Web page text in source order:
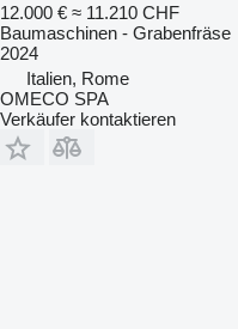
12.000 € ≈ 11.210 CHF
Baumaschinen - Grabenfräse
2024
Italien, Rome
OMECO SPA
Verkäufer kontaktieren